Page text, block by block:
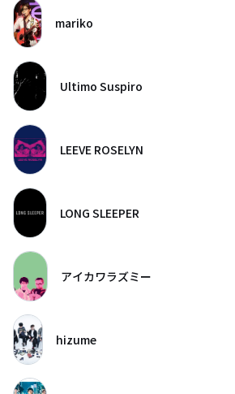
mariko
Ultimo Suspiro
LEEVE ROSELYN
LONG SLEEPER
アイカワラズミー
hizume